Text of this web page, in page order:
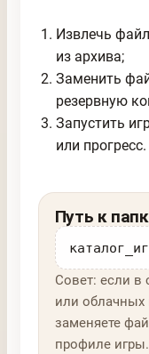
Извлечь
из архива;
Заменить
резервную
Запустить
или прогресс.
Путь к
Совет: если в
или облачных
заменяете
профиле игры.